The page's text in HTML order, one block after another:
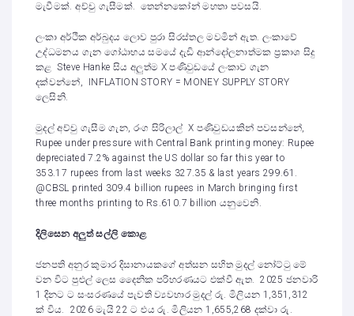
මැවීමක්. අච්චු ගැසීමක්. තෙන්නකෝන් මහතා පවසයි.
ලංකා අර්ථික අර්බුදය ලොව පුරා සිරස්තල මවමින් ඇත. ලංකාවේ
උද්ධමනය ගැන ගෝඨාභය සමයේ දැඩි ආන්දෝලනාත්මක ප්‍රකාශ සිදු
කළ Steve Hanke සිය අලුත්ම X පණිවුඩයේ ලංකාව ගැන
දක්වන්නේ, INFLATION STORY = MONEY SUPPLY STORY
ලෙසිනි.
මුදල් අච්චු ගැසීම ගැන, රංග සිරිලාල් X පණිවුඩයකින් පවසන්නේ,
Rupee under pressure with Central Bank printing money: Rupee
depreciated 7.2% against the US dollar so far this year to
353.17 rupees from last weeks 327.35 & last years 299.61.
@CBSL printed 309.4 billion rupees in March bringing first
three months printing to Rs.610.7 billion යනුවෙනි.
දිලිසෙන අලුත් සල්ලි කොළ
ජනපති අනුර කුමාර දිසානායකගේ අත්සන සහිත මුදල් නෝට්ටු මේ
වන විට පුළුල් ලෙස දෛනික පරිහරණයට එක්වී ඇත. 2025 ජනවාරි
1 දිනට ට සංසරණයේ පැවති ව්‍යවහාර මුදල් රු. මිලියන 1,351,312
ක් විය. 2026 මැයි 22 ට එය රු. මිලියන 1,655,268 දක්වා රු.